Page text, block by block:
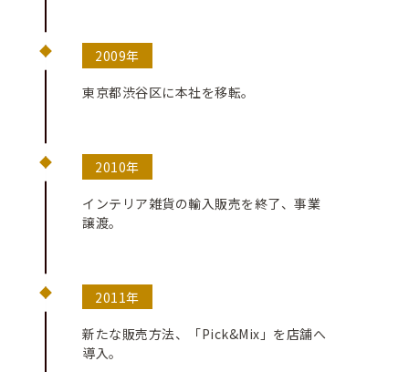
2009年
東京都渋谷区に本社を移転。
2010年
インテリア雑貨の輸入販売を終了、事業
譲渡。
2011年
新たな販売方法、「Pick&Mix」を店舗へ
導入。